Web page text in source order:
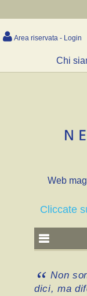
Area riservata - Login
Chi
Web
Cliccate
Non
dici, ma